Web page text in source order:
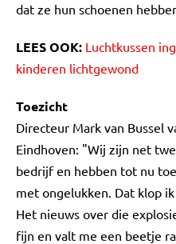
dat ze hun schoenen
LEES OOK: Luchtkussen
kinderen lichtgewond
Toezicht
Directeur Mark van Bussel
Eindhoven: "Wij zijn net
bedrijf en hebben tot nu
met ongelukken. Dat klop
Het nieuws over die
fijn en valt me een beetje